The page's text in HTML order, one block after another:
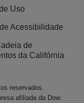
Uso
Acessibilidade
de
da Califórnia
reservados.
afiliada da Dow